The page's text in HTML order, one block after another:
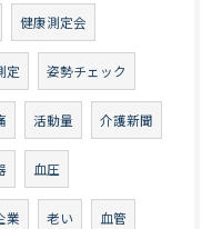
健康測定会
定 姿勢チェック
活動量 介護新聞
血圧
業 老い 血管